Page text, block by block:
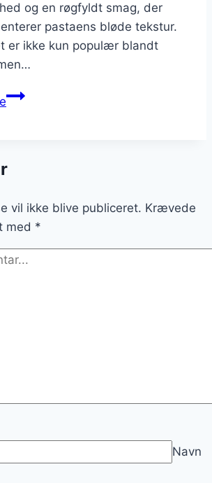
og en røgfyldt smag, der
pastaens bløde tekstur.
er ikke kun populær blandt
Pastaretter
og
vil ikke blive publiceret. Krævede
med *
Navn